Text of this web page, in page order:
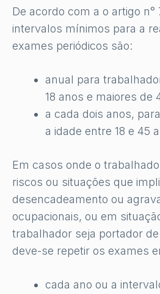
De acordo com a o artigo n°
intervalos mínimos para a
exames periódicos são:
anual para
18 anos e maiores de
a cada dois anos,
a idade entre 18 e 45
Em casos onde o
riscos ou situações que
desencadeamento ou
ocupacionais, ou em
trabalhador seja portador
deve-se repetir os exames
cada ano ou a